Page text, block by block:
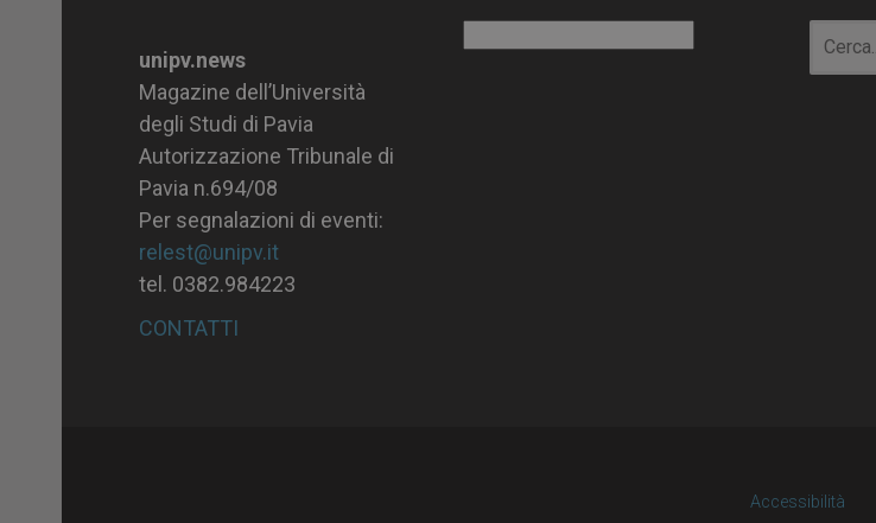
unipv.news
Magazine dell’Università
degli Studi di Pavia
Autorizzazione Tribunale di
Pavia n.694/08
Per segnalazioni di eventi:
relest@unipv.it
tel. 0382.984223
CONTATTI
Accessibilità